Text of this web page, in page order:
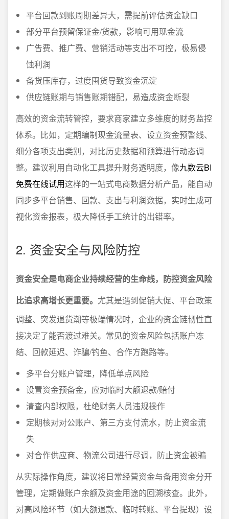
平台回款到账周期差异大，需提前评估资金缺口
部分平台预留保证金/货款，影响可用现金流
广告费、推广费、营销活动等支出不可控，极易侵
蚀利润
备货压库存，过度囤货导致资金沉淀
供应链账期与销售账期错配，易造成资金断裂
高效的资金流转管控，要求商家建立多维度的财务监控
体系。比如，定期编制现金流量表、设立资金预警线、
细分各项支出类别，对比历史数据和预算进行动态调
整。建议利用自动化工具提升财务透明度，像九数云BI
免费在线试用这样的一站式电商数据分析产品，能自动
同步多平台销售、回款、支出与利润数据，实时生成可
视化资金报表，极大降低手工统计的出错率。
2. 资金安全与风险防控
资金安全是电商企业持续经营的生命线，防控资金风险
比追求高增长更重要。 尤其是遇到促销大促、平台政策
调整、突发退货潮等极端情况时，企业的资金链韧性直
接决定了能否渡过难关。常见的资金风险包括账户冻
结、回款延迟、诈骗/钓鱼、合作方跑路等。
多平台分账户管理，降低单点风险
设置资金预备金，应对临时大额退款/赔付
清查内部权限，杜绝财务人员违规操作
定期核对对公账户、第三方支付流水，防止资金流
失
对合作供应商、物流公司进行尽调，防止资金被骗
从实际操作角度，建议将日常经营资金与备用资金分开
管理，定期做账户余额及资金用途的回溯核查。此外，
对高风险环节（如大额退款、临时转账、平台提现）设